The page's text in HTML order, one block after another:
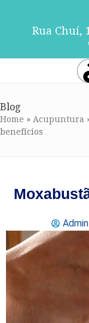
contentRua Chuí,
Blog
Home » Acupuntura
benefícios